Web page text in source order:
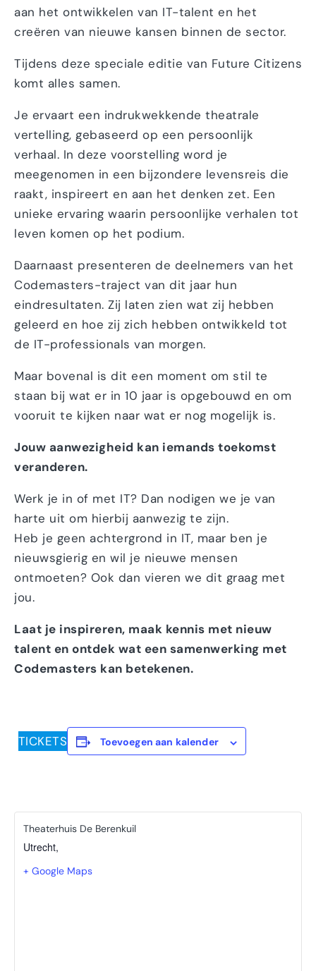
aan het ontwikkelen van IT-talent en het
creëren van nieuwe kansen binnen de sector.
Tijdens deze speciale editie van Future Citizens
komt alles samen.
Je ervaart een indrukwekkende theatrale
vertelling, gebaseerd op een persoonlijk
verhaal. In deze voorstelling word je
meegenomen in een bijzondere levensreis die
raakt, inspireert en aan het denken zet. Een
unieke ervaring waarin persoonlijke verhalen tot
leven komen op het podium.
Daarnaast presenteren de deelnemers van het
Codemasters-traject van dit jaar hun
eindresultaten. Zij laten zien wat zij hebben
geleerd en hoe zij zich hebben ontwikkeld tot
de IT-professionals van morgen.
Maar bovenal is dit een moment om stil te
staan bij wat er in 10 jaar is opgebouwd en om
vooruit te kijken naar wat er nog mogelijk is.
Jouw aanwezigheid kan iemands toekomst
veranderen.
Werk je in of met IT? Dan nodigen we je van
harte uit om hierbij aanwezig te zijn.
Heb je geen achtergrond in IT, maar ben je
nieuwsgierig en wil je nieuwe mensen
ontmoeten? Ook dan vieren we dit graag met
jou.
Laat je inspireren, maak kennis met nieuw
talent en ontdek wat een samenwerking met
Codemasters kan betekenen.
TICKETS Toevoegen aan kalender
Theaterhuis De Berenkuil
Utrecht,
+ Google Maps